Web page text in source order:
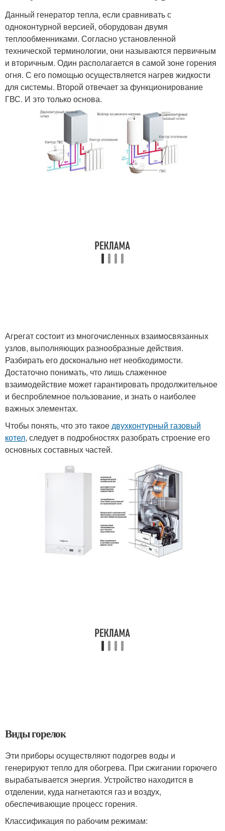
Данный генератор тепла, если сравнивать с
одноконтурной версией, оборудован двумя
теплообменниками. Согласно установленной
технической терминологии, они называются первичным
и вторичным. Один располагается в самой зоне горения
огня. С его помощью осуществляется нагрев жидкости
для системы. Второй отвечает за функционирование
ГВС. И это только основа.
Агрегат состоит из многочисленных взаимосвязанных
узлов, выполняющих разнообразные действия.
Разбирать его досконально нет необходимости.
Достаточно понимать, что лишь слаженное
взаимодействие может гарантировать продолжительное
и беспроблемное пользование, и знать о наиболее
важных элементах.
Чтобы понять, что это такоедвухконтурный газовый
котел, следует в подробностях разобрать строение его
основных составных частей.
Виды горелок
Эти приборы осуществляют подогрев воды и
генерируют тепло для обогрева. При сжигании горючего
вырабатывается энергия. Устройство находится в
отделении, куда нагнетаются газ и воздух,
обеспечивающие процесс горения.
Классификация по рабочим режимам: